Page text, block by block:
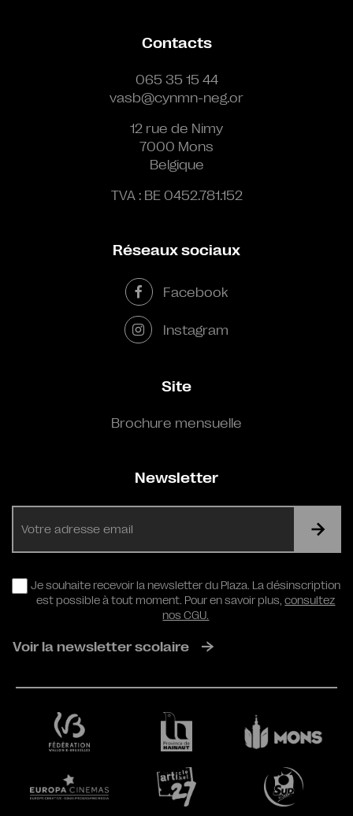
Contacts
065 35 15 44
vasb@cynmn-neg.or
12 rue de Nimy
7000 Mons
Belgique
TVA : BE 0452.781.152
Réseaux sociaux
Facebook
Instagram
Site
Brochure mensuelle
Newsletter
RGPD
Je souhaite recevoir la newsletter du Plaza. La désinscription
est possible à tout moment. Pour en savoir plus,consultez
nos CGU.
Voir la newsletter scolaire